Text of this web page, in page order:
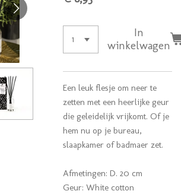
In
winkelwagen
Een leuk flesje om neer te
zetten met een heerlijke geur
die geleidelijk vrijkomt. Of je
hem nu op je bureau,
slaapkamer of badmaer zet.
Afmetingen: D. 20 cm
Geur: White cotton